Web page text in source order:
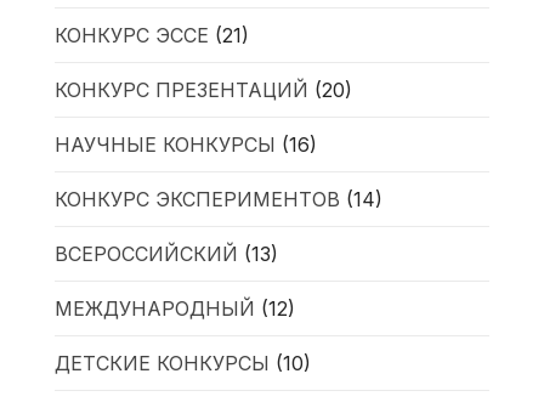
КОНКУРС ЭССЕ (21)
КОНКУРС ПРЕЗЕНТАЦИЙ (20)
НАУЧНЫЕ КОНКУРСЫ (16)
КОНКУРС ЭКСПЕРИМЕНТОВ (14)
ВСЕРОССИЙСКИЙ (13)
МЕЖДУНАРОДНЫЙ (12)
ДЕТСКИЕ КОНКУРСЫ (10)